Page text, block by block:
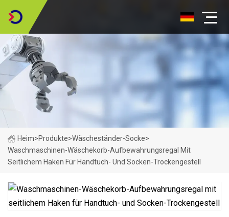
Heim>Produkte>Wäscheständer-Socke>
Waschmaschinen-Wäschekorb-Aufbewahrungsregal Mit
Seitlichem Haken Für Handtuch- Und Socken-Trockengestell